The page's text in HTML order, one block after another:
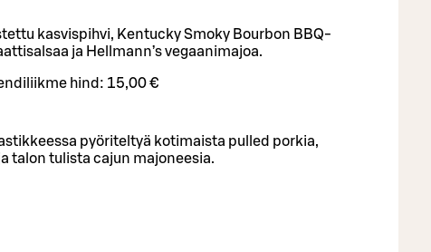
kasvispihvi, Kentucky Smoky Bourbon BBQ-
ja Hellmann’s vegaanimajoa.
hind: 15,00 €
pyöriteltyä kotimaista pulled porkia,
talon tulista cajun majoneesia.